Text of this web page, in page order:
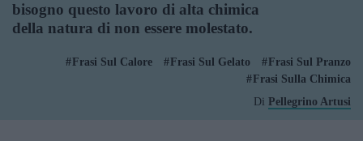
bisogno questo lavoro di alta chimica
della natura di non essere molestato.
Frasi Sul Calore Frasi Sul Gelato
Frasi Sul Pranzo
Frasi Sulla Chimica
Di Pellegrino Artusi